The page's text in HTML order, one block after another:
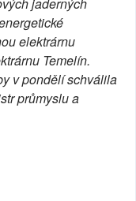
elektrárnu
Temelín.
v pondělí schválila
průmyslu a